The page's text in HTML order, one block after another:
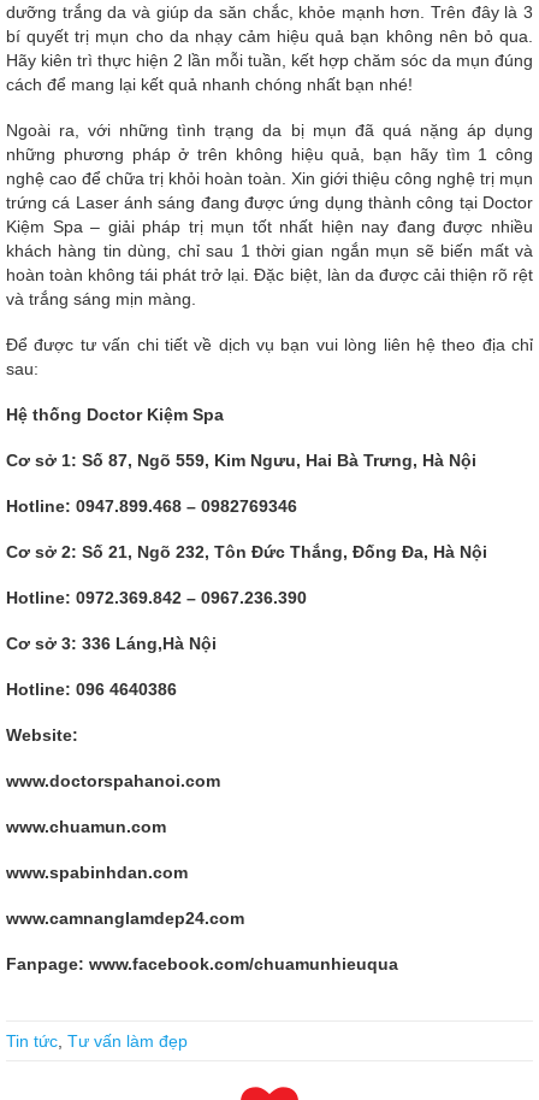
dưỡng trắng da và giúp da săn chắc, khỏe mạnh hơn. Trên đây là 3
bí quyết trị mụn cho da nhạy cảm hiệu quả bạn không nên bỏ qua.
Hãy kiên trì thực hiện 2 lần mỗi tuần, kết hợp chăm sóc da mụn đúng
cách để mang lại kết quả nhanh chóng nhất bạn nhé!
Ngoài ra, với những tình trạng da bị mụn đã quá nặng áp dụng
những phương pháp ở trên không hiệu quả, bạn hãy tìm 1 công
nghệ cao để chữa trị khỏi hoàn toàn. Xin giới thiệu công nghệ trị mụn
trứng cá Laser ánh sáng đang được ứng dụng thành công tại Doctor
Kiệm Spa – giải pháp trị mụn tốt nhất hiện nay đang được nhiều
khách hàng tin dùng, chỉ sau 1 thời gian ngắn mụn sẽ biến mất và
hoàn toàn không tái phát trở lại. Đặc biệt, làn da được cải thiện rõ rệt
và trắng sáng mịn màng.
Để được tư vấn chi tiết về dịch vụ bạn vui lòng liên hệ theo địa chỉ
sau:
Hệ thống Doctor Kiệm Spa
Cơ sở 1: Số 87, Ngõ 559, Kim Ngưu, Hai Bà Trưng, Hà Nội
Hotline: 0947.899.468 – 0982769346
Cơ sở 2: Số 21, Ngõ 232, Tôn Đức Thắng, Đống Đa, Hà Nội
Hotline: 0972.369.842 – 0967.236.390
Cơ sở 3: 336 Láng,Hà Nội
Hotline: 096 4640386
Website:
www.doctorspahanoi.com
www.chuamun.com
www.spabinhdan.com
www.camnanglamdep24.com
Fanpage: www.facebook.com/chuamunhieuqua
EX200 Online Exam
A Red Hat Certified System Administrator –
Tin tức Tư vấn làm đẹp